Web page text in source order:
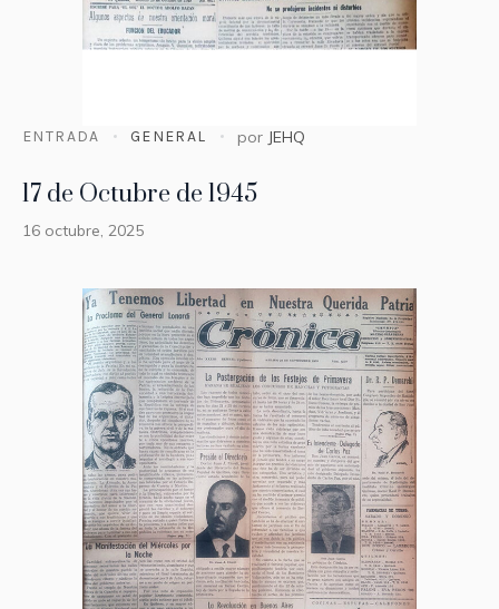
ENTRADA GENERAL por JEHQ
17 de Octubre de 1945
16 octubre, 2025